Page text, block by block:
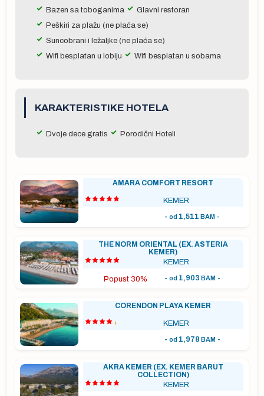
Bazen sa toboganima
Glavni restoran
Peškiri za plažu (ne plaća se)
Suncobrani i ležaljke (ne plaća se)
Wifi besplatan u lobiju
Wifi besplatan u sobama
KARAKTERISTIKE HOTELA
Dvoje dece gratis Porodični Hoteli
AMARA COMFORT RESORT
KEMER
-od 1,511 BAM -
THE NORM ORIENTAL (EX. ASTERIA
KEMER)
KEMER
Popust 30% -od 1,903 BAM -
CORENDON PLAYA KEMER
+
KEMER
-od 1,978 BAM -
AKRA KEMER (EX. KEMER BARUT
COLLECTION)
KEMER